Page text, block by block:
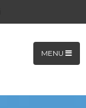
MENU